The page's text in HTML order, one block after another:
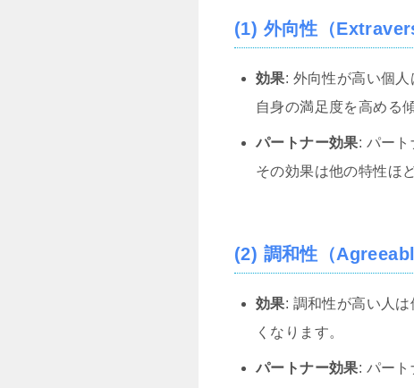
(1) 外向性（
効果: 外向性が高い個
自身の満足度を高める
パートナー効果: パー
その効果は他の特性ほ
(2) 調和性（
効果: 調和性が高い人
くなります。
パートナー効果: パー